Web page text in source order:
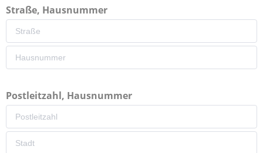
Straße, Hausnummer
Postleitzahl, Hausnummer